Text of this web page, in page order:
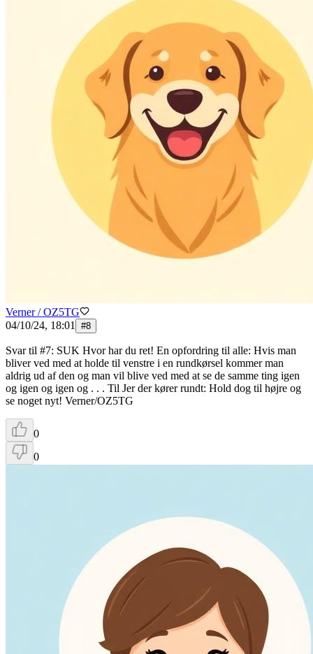
Verner / OZ5TG
04/10/24, 18:01
#8
Svar til #7: SUK Hvor har du ret! En opfordring til alle: Hvis man
bliver ved med at holde til venstre i en rundkørsel kommer man
aldrig ud af den og man vil blive ved med at se de samme ting igen
og igen og igen og . . . Til Jer der kører rundt: Hold dog til højre og
se noget nyt! Verner/OZ5TG
0
0